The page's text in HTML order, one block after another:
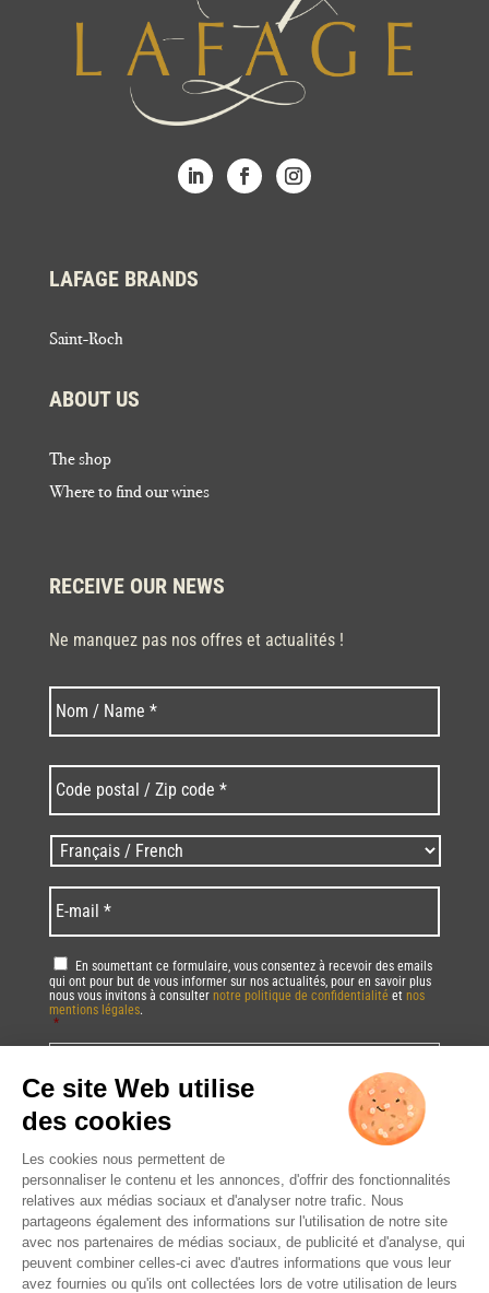
LAFAGE BRANDS
Saint-Roch
ABOUT US
The shop
Where to find our wines
RECEIVE OUR NEWS
Ne manquez pas nos offres et actualités !
Nom * Last
postal
/
Zip
code
* *
Langues
/
Language *
mail *
RGPD *
En soumettant ce formulaire, vous consentez à recevoir des emails
qui ont pour but de vous informer sur nos actualités, pour en savoir plus
nous vous invitons à consulter notre politique de confidentialité et nos
mentions légales.
*
CAPTCHA